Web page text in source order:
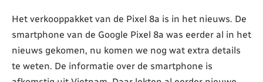
Het verkooppakket van de Pixel 8a is in het nieuws. De
smartphone van de Google Pixel 8a was eerder al in het
nieuws gekomen, nu komen we nog wat extra details
te weten. De informatie over de smartphone is